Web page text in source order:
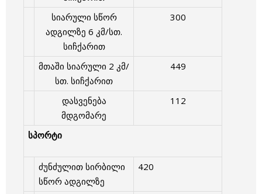
სიარული სწორ
ადგილზე 6 კმ/სთ.
სიჩქარით
300
მთაში სიარული 2 კმ/
სთ. სიჩქარით
449
დასვენება
მდგომარე
112
სპორტი
ძუნძულით სირბილი
სწორ ადგილზე
420